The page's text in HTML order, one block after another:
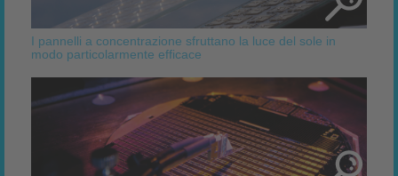
I pannelli a concentrazione sfruttano la luce del sole in
modo particolarmente efficace